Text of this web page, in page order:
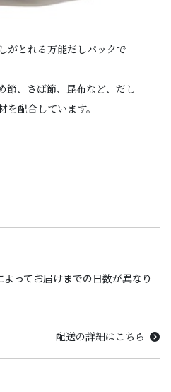
がとれる万能だしパックで
節、さば節、昆布など、だし
配合しています。
ってお届けまでの日数が異なり
配送の詳細はこちら